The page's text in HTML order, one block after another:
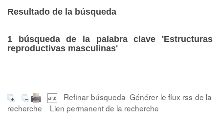
Resultado de la búsqueda
1 búsqueda de la palabra clave 'Estructuras
reproductivas masculinas'
Refinar búsqueda Générer le flux rss de la
recherche
Lien permanent de la recherche